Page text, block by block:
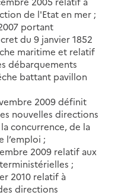
de l'Etat en mer ;
portant
du 9 janvier 1852
maritime et relatif
débarquements
battant pavillon
2009 définit
nouvelles directions
concurrence, de la
l’emploi ;
2009 relatif aux
;
2010 relatif à
directions